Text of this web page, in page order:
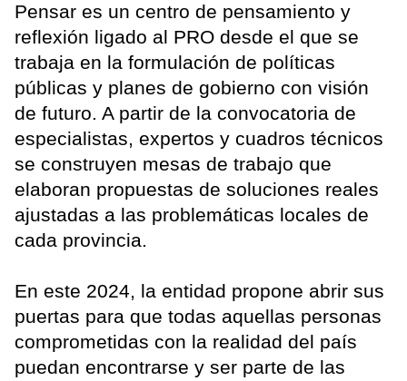
Pensar es un centro de pensamiento y
reflexión ligado al PRO desde el que se
trabaja en la formulación de políticas
públicas y planes de gobierno con visión
de futuro. A partir de la convocatoria de
especialistas, expertos y cuadros técnicos
se construyen mesas de trabajo que
elaboran propuestas de soluciones reales
ajustadas a las problemáticas locales de
cada provincia.
En este 2024, la entidad propone abrir sus
puertas para que todas aquellas personas
comprometidas con la realidad del país
puedan encontrarse y ser parte de las